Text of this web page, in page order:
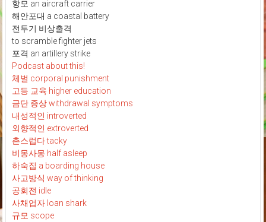
항모 an aircraft carrier
해안포대 a coastal battery
전투기 비상출격
to scramble fighter jets
포격 an artillery strike
Podcast about this!
체벌 corporal punishment
고등 교육 higher education
금단 증상 withdrawal symptoms
내성적인 introverted
외향적인 extroverted
촌스럽다 tacky
비몽사몽 half asleep
하숙집 a boarding house
사고방식 way of thinking
공회전 idle
사채업자 loan shark
규모 scope